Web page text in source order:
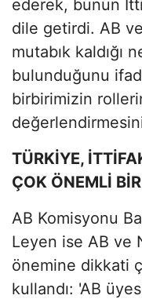
ederek, bunun
dile getirdi. AB
mutabık kaldığı
bulunduğunu
birbirimizin
TÜRKİYE,
ÇOK ÖNEMLİ
AB Komisyonu
Leyen ise AB ve
önemine dikkati
kullandı: 'AB